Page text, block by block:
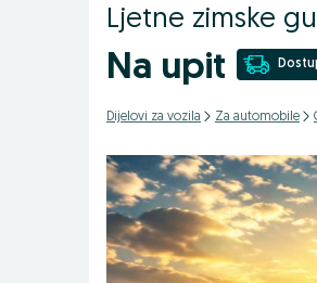
Ljetne zimske
Na upit
Dijelovi za vozila Za automobile